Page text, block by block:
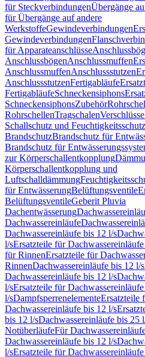
für SteckverbindungenÜbergänge
für Übergänge auf andere
WerkstoffeGewindeverbindungen
Gewindeverbindungen
für Apparateanschlüsse
AnschlussbögenAnschlussmuffen
AnschlussmuffenAnschlussstutzen
AnschlussstutzenFertigabläufe
FertigabläufeSchneckensiphons
SchneckensiphonsZubehör
RohrschellenTragschalenVerschlüsse
Schallschutz und Feuchtigkeitsschutz
BrandschutzBrandschutz für
Brandschutz für
zur Körperschallentkopplung
Körperschallentkopplung und
Luftschalldämmung
für EntwässerungBelüftungsventile
BelüftungsventileGeberit Pluvia
Dachentwässerung
Dachwassereinläufe
Dachwassereinläufe bis 12 l/s
l/sErsatzteile für
für RinnenErsatzteile für
RinnenDachwassereinläufe bis 12 l/s
Dachwassereinläufe bis 12 l/s
l/sErsatzteile für
l/sDampfsperrenelementeErsatzteile
Dachwassereinläufe bis 12 l/s
bis 12 l/sDachwassereinläufe bis 25
NotüberläufeFür
Dachwassereinläufe bis 12 l/s
l/sErsatzteile für